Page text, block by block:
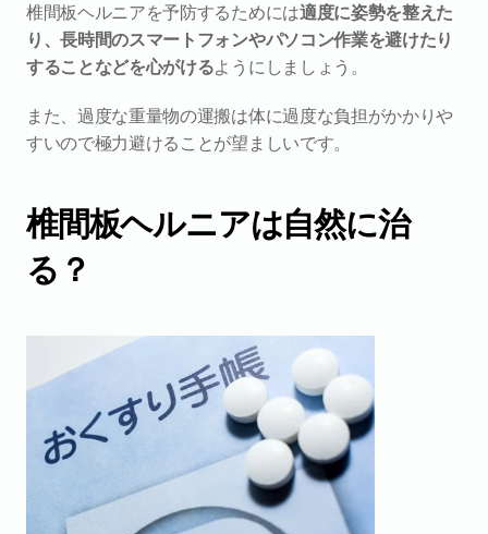
椎間板ヘルニアを予防するためには適度に姿勢を整えた
り、長時間のスマートフォンやパソコン作業を避けたり
することなどを心がけるようにしましょう。
また、過度な重量物の運搬は体に過度な負担がかかりや
すいので極力避けることが望ましいです。
椎間板ヘルニアは自然に治
る？